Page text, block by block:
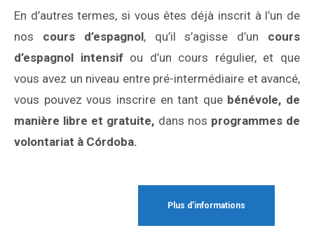
En d’autres termes, si vous êtes déjà inscrit à l’un de
nos cours d’espagnol, qu’il s’agisse d’un cours
d’espagnol intensifou d’un cours régulier, et que
vous avez un niveau entre pré-intermédiaire et avancé,
vous pouvez vous inscrire en tant que bénévole, de
manière libre et gratuite, dans nos programmes de
volontariat à Córdoba.
Plus d’informations